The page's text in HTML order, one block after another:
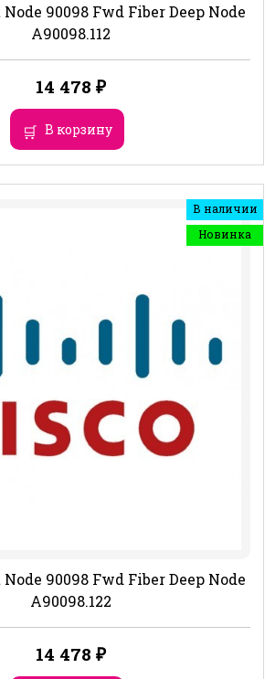
90098 Fwd Fiber Deep Node
A90098.112
14 478 ₽
В корзину
В наличии
Новинка
90098 Fwd Fiber Deep Node
A90098.122
14 478 ₽